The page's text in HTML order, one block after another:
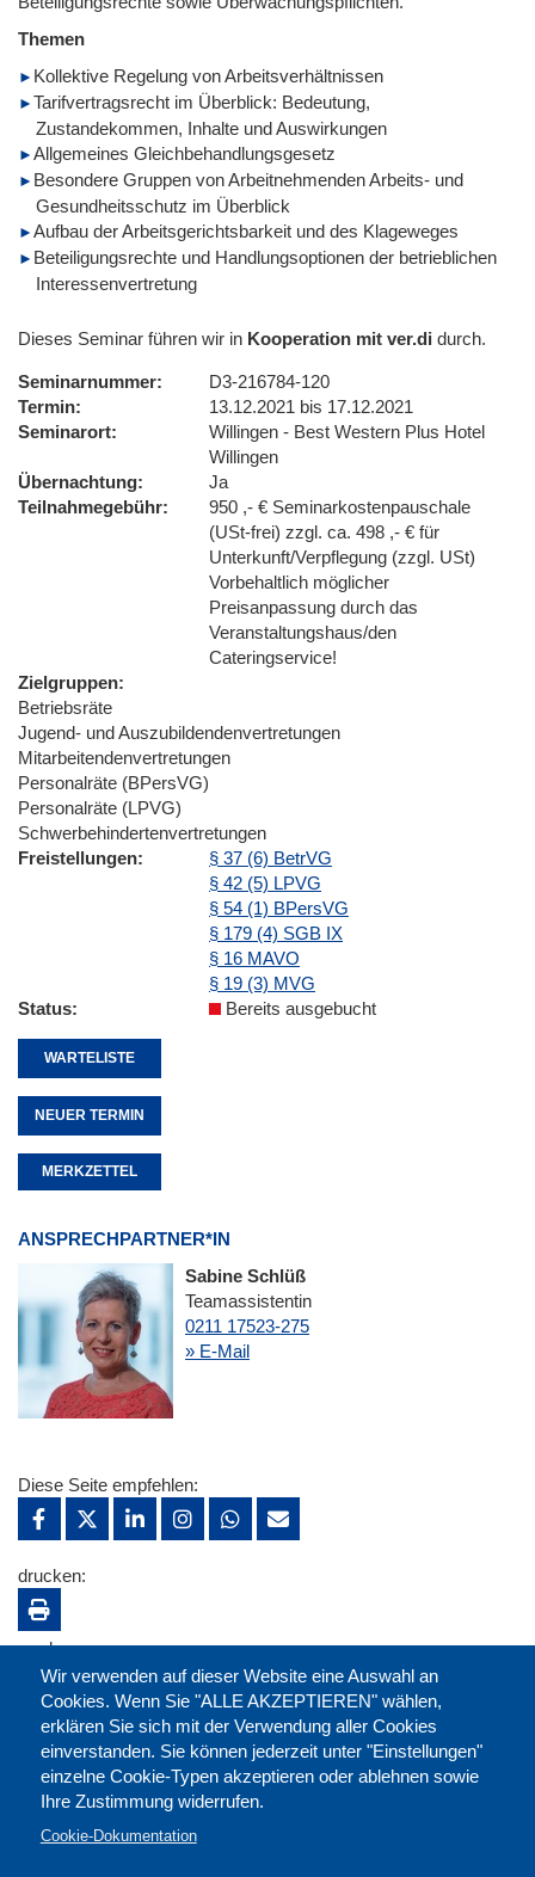
Themen
Kollektive Regelung von Arbeitsverhältnissen
Tarifvertragsrecht im Überblick: Bedeutung,
Zustandekommen, Inhalte und Auswirkungen
Allgemeines Gleichbehandlungsgesetz
Besondere Gruppen von Arbeitnehmenden Arbeits- und
Gesundheitsschutz im Überblick
Aufbau der Arbeitsgerichtsbarkeit und des Klageweges
Beteiligungsrechte und Handlungsoptionen der betrieblichen
Interessenvertretung
Dieses Seminar führen wir in Kooperation mit ver.di durch.
Seminarnummer
D3-216784-120
Termin
13.12.2021 bis 17.12.2021
Seminarort
Willingen - Best Western Plus Hotel
Willingen
Übernachtung
Ja
Teilnahmegebühr
950 ,- € Seminarkostenpauschale
(USt-frei) zzgl. ca. 498 ,- € für
Unterkunft/Verpflegung (zzgl. USt)
Vorbehaltlich möglicher
Preisanpassung durch das
Veranstaltungshaus/den
Cateringservice!
Zielgruppen
Betriebsräte
Jugend- und Auszubildendenvertretungen
Mitarbeitendenvertretungen
Personalräte (BPersVG)
Personalräte (LPVG)
Schwerbehindertenvertretungen
Freistellungen
§ 37 (6) BetrVG
§ 42 (5) LPVG
§ 54 (1) BPersVG
§ 179 (4) SGB IX
§ 16 MAVO
§ 19 (3) MVG
Status
Bereits ausgebucht
WARTELISTE
NEUER TERMIN
MERKZETTEL
ANSPRECHPARTNER*IN
Sabine Schlüß
Teamassistentin
0211 17523-275
» E-Mail
Wir verwenden auf dieser Website eine Auswahl an
Cookies. Wenn Sie "ALLE AKZEPTIEREN" wählen,
erklären Sie sich mit der Verwendung aller Cookies
einverstanden. Sie können jederzeit unter "Einstellungen"
einzelne Cookie-Typen akzeptieren oder ablehnen sowie
Ihre Zustimmung widerrufen.
Cookie-Dokumentation
Diese Seite empfehlen:
drucken:
merken: